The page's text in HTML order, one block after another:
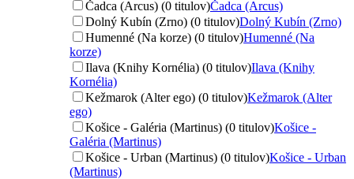
Čadca (Arcus) (0 titulov)Čadca (Arcus)
Dolný Kubín (Zrno) (0 titulov)Dolný Kubín (Zrno)
Humenné (Na korze) (0 titulov)Humenné (Na
korze)
Ilava (Knihy Kornélia) (0 titulov)Ilava (Knihy
Kornélia)
Kežmarok (Alter ego) (0 titulov)Kežmarok (Alter
ego)
Košice - Galéria (Martinus) (0 titulov)Košice -
Galéria (Martinus)
Košice - Urban (Martinus) (0 titulov)Košice - Urban
(Martinus)